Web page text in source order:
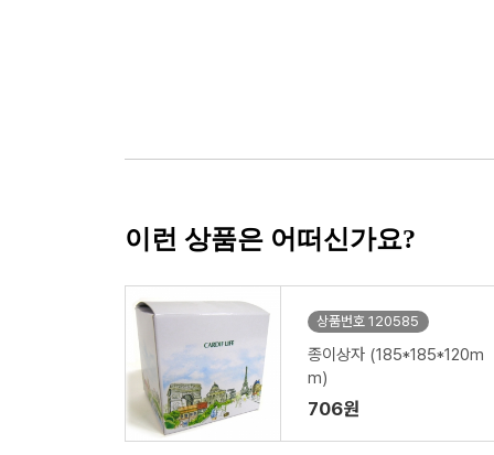
이런 상품은 어떠신가요?
상품번호 120585
종이상자 (185*185*120m
m)
706원